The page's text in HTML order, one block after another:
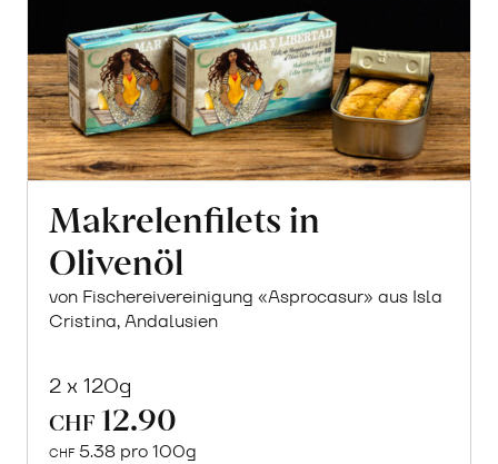
Makrelenfilets in
Olivenöl
von Fischereivereinigung «Asprocasur» aus Isla
Cristina, Andalusien
2 x 120g
CHF 12.90
CHF 5.38 pro 100g